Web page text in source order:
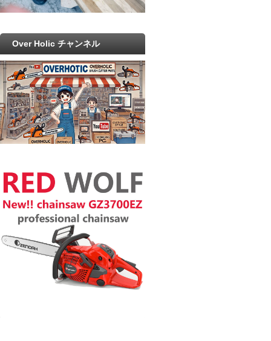
Over Holic チャンネル